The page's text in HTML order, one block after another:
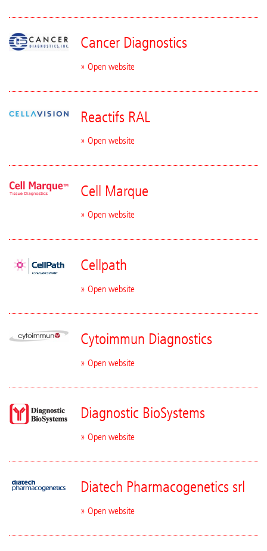
Cancer Diagnostics
» Open website
Reactifs RAL
» Open website
Cell Marque
» Open website
Cellpath
» Open website
Cytoimmun Diagnostics
» Open website
Diagnostic BioSystems
» Open website
Diatech Pharmacogenetics srl
» Open website